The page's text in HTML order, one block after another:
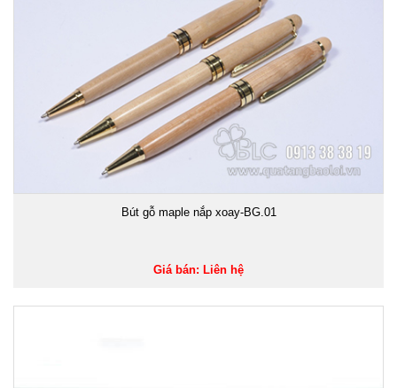
Bút gỗ maple nắp xoay-BG.01
Giá bán: Liên hệ